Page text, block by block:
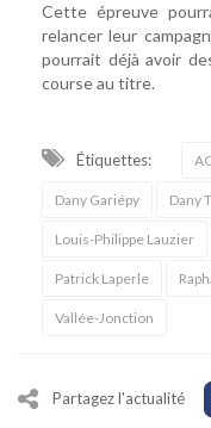
Cette épreuve
relancer leur
pourrait déjà avoir
course au titre.
Étiquettes:
Dany Gariépy Dany
Louis-Philippe Lauzier
Patrick Laperle
Vallée-Jonction
Partagez l'actualité